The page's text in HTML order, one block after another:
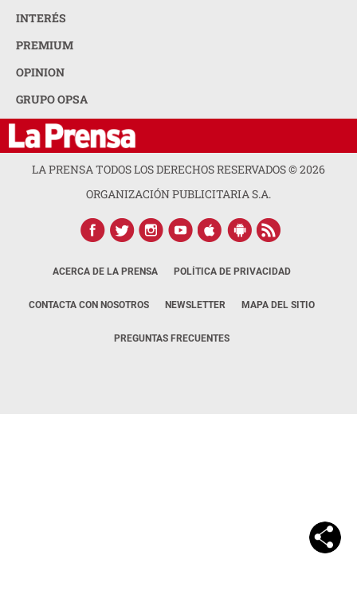
INTERÉS
PREMIUM
OPINION
GRUPO OPSA
LA PRENSA TODOS LOS DERECHOS RESERVADOS ©2026
ORGANIZACIÓN PUBLICITARIA S.A.
ACERCA DE LA PRENSA POLÍTICA DE PRIVACIDAD
CONTACTA CON NOSOTROS NEWSLETTER MAPA DEL SITIO
PREGUNTAS FRECUENTES